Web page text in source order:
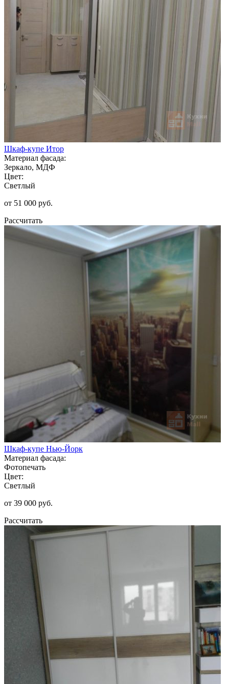
Шкаф-купе Итор
Материал фасада:
Зеркало, МДФ
Цвет:
Светлый
от 51 000 руб.
Рассчитать
Шкаф-купе Нью-Йорк
Материал фасада:
Фотопечать
Цвет:
Светлый
от 39 000 руб.
Рассчитать